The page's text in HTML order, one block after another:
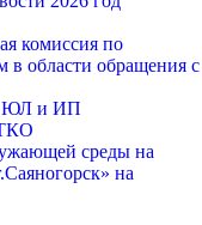
комиссия по
в области обращения с
ЮЛ и ИП
среды на
на